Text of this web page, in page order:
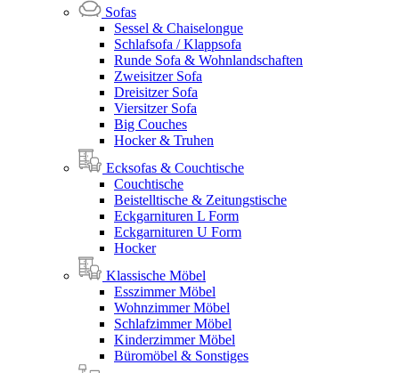
Sofas
Sessel & Chaiselongue
Schlafsofa / Klappsofa
Runde Sofa & Wohnlandschaften
Zweisitzer Sofa
Dreisitzer Sofa
Viersitzer Sofa
Big Couches
Hocker & Truhen
Ecksofas & Couchtische
Couchtische
Beistelltische & Zeitungstische
Eckgarnituren L Form
Eckgarnituren U Form
Hocker
Klassische Möbel
Esszimmer Möbel
Wohnzimmer Möbel
Schlafzimmer Möbel
Kinderzimmer Möbel
Büromöbel & Sonstiges